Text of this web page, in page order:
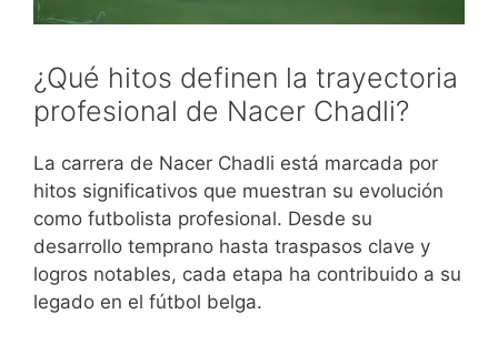
¿Qué hitos definen la trayectoria
profesional de Nacer Chadli?
La carrera de Nacer Chadli está marcada por
hitos significativos que muestran su evolución
como futbolista profesional. Desde su
desarrollo temprano hasta traspasos clave y
logros notables, cada etapa ha contribuido a su
legado en el fútbol belga.